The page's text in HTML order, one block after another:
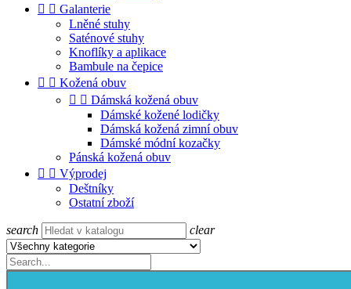
  Galanterie
Lněné stuhy
Saténové stuhy
Knoflíky a aplikace
Bambule na čepice
  Kožená obuv
  Dámská kožená obuv
Dámské kožené lodičky
Dámská kožená zimní obuv
Dámské módní kozačky
Pánská kožená obuv
  Výprodej
Deštníky
Ostatní zboží
search clear